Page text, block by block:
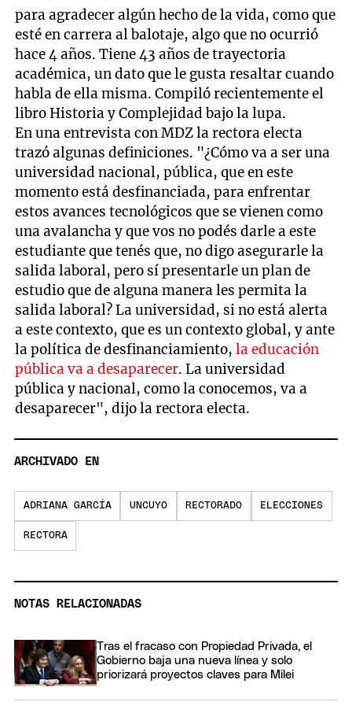
para agradecer algún hecho de la vida, como que
esté en carrera al balotaje, algo que no ocurrió
hace 4 años. Tiene 43 años de trayectoria
académica, un dato que le gusta resaltar cuando
habla de ella misma. Compiló recientemente el
libro Historia y Complejidad bajo la lupa.
En una entrevista con MDZ la rectora electa
trazó algunas definiciones. "¿Cómo va a ser una
universidad nacional, pública, que en este
momento está desfinanciada, para enfrentar
estos avances tecnológicos que se vienen como
una avalancha y que vos no podés darle a este
estudiante que tenés que, no digo asegurarle la
salida laboral, pero sí presentarle un plan de
estudio que de alguna manera les permita la
salida laboral? La universidad, si no está alerta
a este contexto, que es un contexto global, y ante
la política de desfinanciamiento,la educación
pública va a desaparecer. La universidad
pública y nacional, como la conocemos, va a
desaparecer", dijo la rectora electa.
ARCHIVADO EN
ADRIANA GARCÍA UNCUYO RECTORADO ELECCIONES
RECTORA
NOTAS RELACIONADAS
Tras el fracaso con Propiedad Privada, el
Gobierno baja una nueva línea y solo
priorizará proyectos claves para Milei